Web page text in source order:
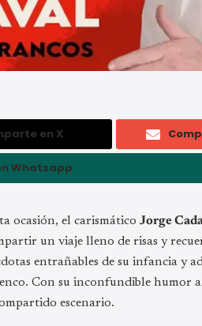
en X
Whatsapp
ocasión, el carismático Jorge
un viaje lleno de risas y
entrañables de su infancia y
Con su inconfundible humor
escenario.